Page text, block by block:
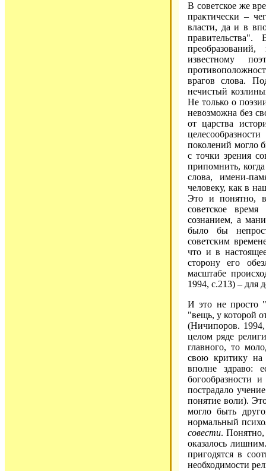
В советское же
практически –
власти, да и в
известному
врагов слова.
нечистый
Не только о
невозможна без
от царства
поколений могло
с точки зрения
припомнить,
слова, имени-
человеку, как в
Это и понятно,
советское время
сознанием, а
было бы
советским
что и в
сторону его
масштабе
1994, с.213) – для
И это не просто
"вещь, у которой
(Ничипоров.
целом ряде
главного, то
свою критику
вполне здраво:
пострадало
понятие воли).
могло быть
нормальный
совести. Понятно,
оказалось
пригодятся в
необходимости